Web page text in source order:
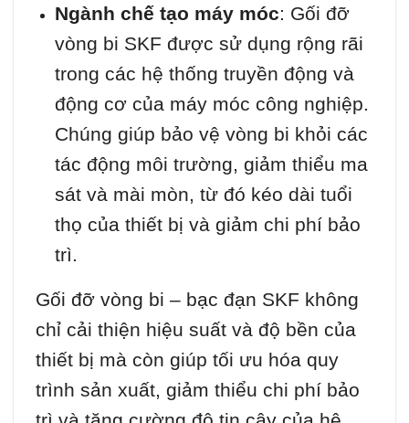
Ngành chế tạo máy móc: Gối đỡ
vòng bi SKF được sử dụng rộng rãi
trong các hệ thống truyền động và
động cơ của máy móc công nghiệp.
Chúng giúp bảo vệ vòng bi khỏi các
tác động môi trường, giảm thiểu ma
sát và mài mòn, từ đó kéo dài tuổi
thọ của thiết bị và giảm chi phí bảo
trì.
Gối đỡ vòng bi – bạc đạn SKF không
chỉ cải thiện hiệu suất và độ bền của
thiết bị mà còn giúp tối ưu hóa quy
trình sản xuất, giảm thiểu chi phí bảo